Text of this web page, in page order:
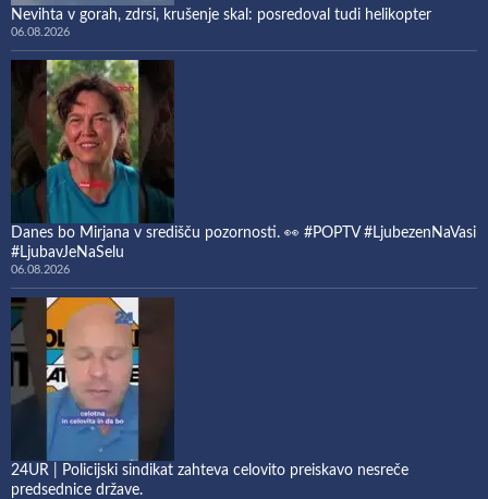
Nevihta v gorah, zdrsi, krušenje skal: posredoval tudi helikopter
06.08.2026
Danes bo Mirjana v središču pozornosti. 👀 #POPTV #LjubezenNaVasi
#LjubavJeNaSelu
06.08.2026
24UR | Policijski sindikat zahteva celovito preiskavo nesreče
predsednice države.